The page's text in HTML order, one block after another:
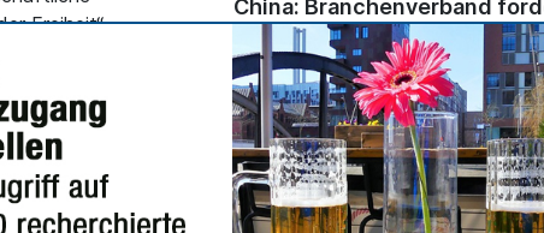
Freiheit“.
und
bekannt. Er
von Konkurrenz
Services GfK,
dem Wunsch
China: Branchenverband
strengere Regulierung des
Online-Verkaufs von
E-Commerce-Plattformen sollen
Hersteller stärker unterstützen und
chinesischen Alkoholmarken dabei
helfen, durch E-Commerce ins
zu expandieren.